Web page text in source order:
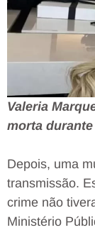
Valeria
morta
Depois, uma
transmissão.
crime não
Ministério